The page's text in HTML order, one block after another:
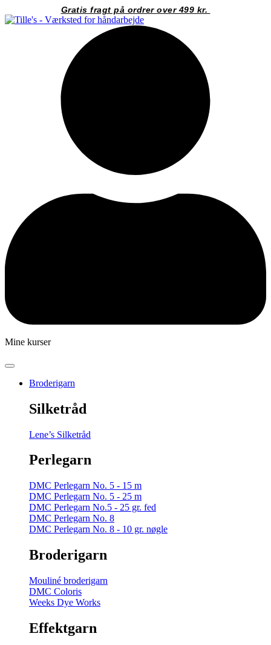
til
Gratis fragt på ordrer over 499 kr.
Mine kurser
Broderigarn
Silketråd
Lene’s Silketråd
Perlegarn
DMC Perlegarn No. 5 - 15 m
DMC Perlegarn No. 5 - 25 m
DMC Perlegarn No.5 - 25 gr. fed
DMC Perlegarn No. 8
DMC Perlegarn No. 8 - 10 gr. nøgle
Broderigarn
Mouliné broderigarn
DMC Coloris
Weeks Dye Works
Effektgarn